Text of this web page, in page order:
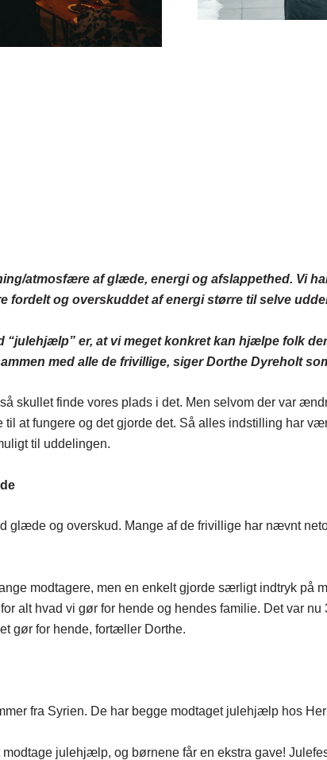
atmosfære af glæde, energi og afslappethed. Vi
og overskuddet af energi større til selve
er, at vi meget konkret kan hjælpe folk
med alle de frivillige, siger Dorthe Dyreholt
skullet finde vores plads i det. Men selvom der var
at fungere og det gjorde det. Så alles indstilling har
til uddelingen.
og overskud. Mange af de frivillige har nævnt
modtagere, men en enkelt gjorde særligt indtryk på
alt hvad vi gør for hende og hendes familie. Det var
gør for hende, fortæller Dorthe.
fra Syrien. De har begge modtaget julehjælp hos
julehjælp, og børnene får en ekstra gave!